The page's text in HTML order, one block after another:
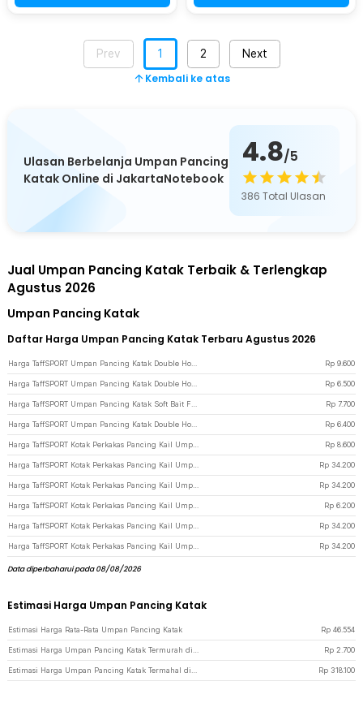
Prev 1 2 Next
Kembali ke atas
Ulasan Berbelanja Umpan Pancing
Katak Online di JakartaNotebook
4.8/5
386 Total Ulasan
Jual Umpan Pancing Katak Terbaik & Terlengkap
Agustus 2026
Umpan Pancing Katak
Daftar Harga Umpan Pancing Katak Terbaru Agustus 2026
Rp 9.600
Rp 6.500
Rp 7.700
Rp 6.400
Rp 8.600
Rp 34.200
Rp 34.200
Rp 6.200
Rp 34.200
Rp 34.200
Data diperbaharui pada 08/08/2026
Estimasi Harga Umpan Pancing Katak
Estimasi Harga Rata-Rata Umpan Pancing Katak Rp 46.554
Rp 2.700
Rp 318.100